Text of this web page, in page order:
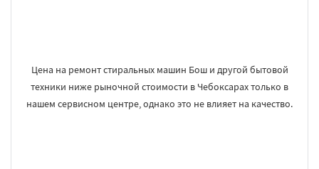
Цена на ремонт стиральных машин Бош и другой бытовой
техники ниже рыночной стоимости в Чебоксарах только в
нашем сервисном центре, однако это не влияет на качество.